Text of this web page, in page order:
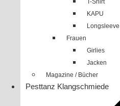
T-Shirt
KAPU
Longsleeve
Frauen
Girlies
Jacken
Magazine / Bücher
Pesttanz Klangschmiede